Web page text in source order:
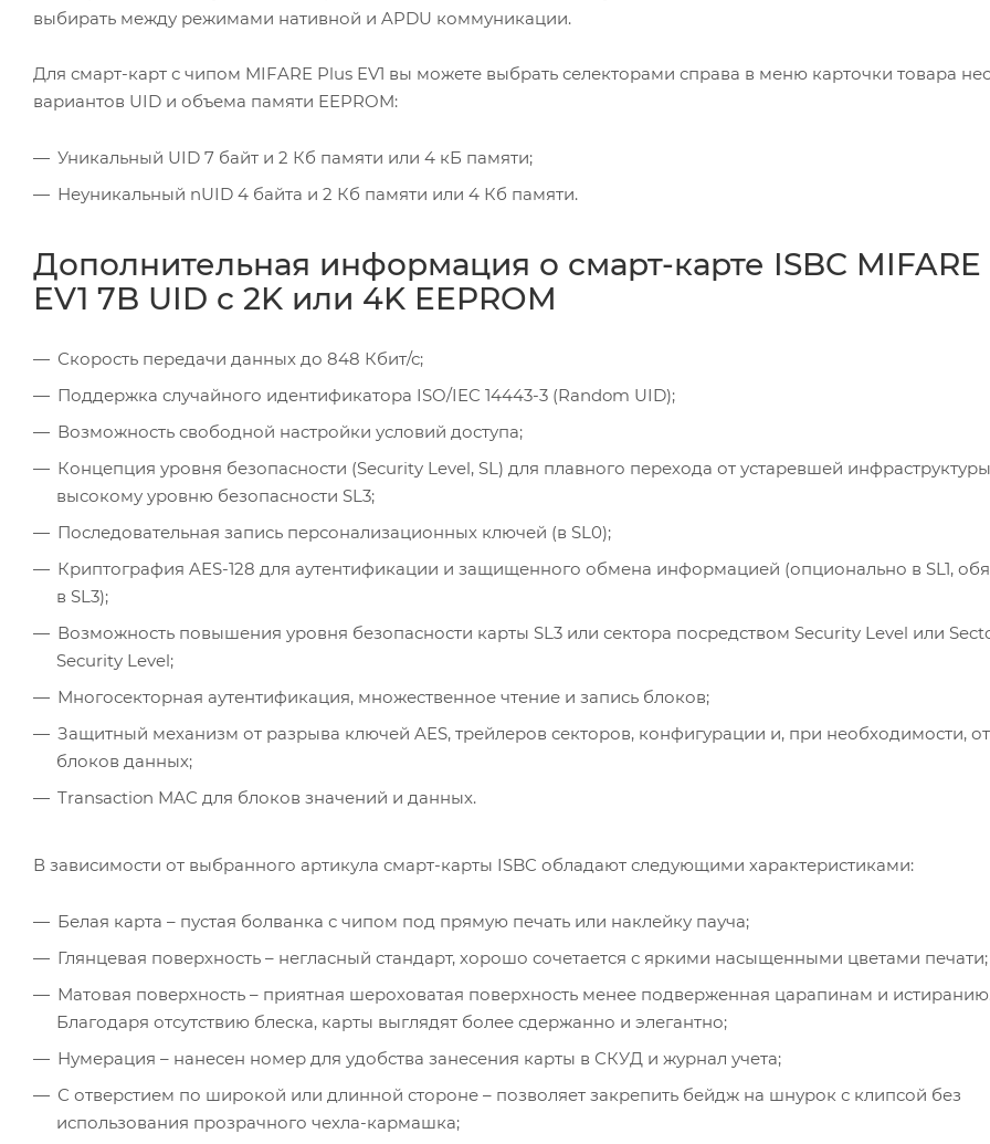
выбирать между режимами нативной и APDU коммуникации.
Для смарт-карт с чипом MIFARE Plus EV1 вы можете выбрать селекторами справа в меню карточки товара
вариантов UID и объема памяти EEPROM:
Уникальный UID 7 байт и 2 Кб памяти или 4 кБ памяти;
Неуникальный nUID 4 байта и 2 Кб памяти или 4 Кб памяти.
Дополнительная информация о смарт-карте ISBC MIFARE
EV1 7B UID c 2K или 4K EEPROM
Скорость передачи данных до 848 Кбит/с;
Поддержка случайного идентификатора ISO/IEC 14443-3 (Random UID);
Возможность свободной настройки условий доступа;
Концепция уровня безопасности (Security Level, SL) для плавного перехода от устаревшей
высокому уровню безопасности SL3;
Последовательная запись персонализационных ключей (в SL0);
Криптография AES-128 для аутентификации и защищенного обмена информацией (опционально в SL1,
в SL3);
Возможность повышения уровня безопасности карты SL3 или сектора посредством Security Level или
Security Level;
Многосекторная аутентификация, множественное чтение и запись блоков;
Защитный механизм от разрыва ключей AES, трейлеров секторов, конфигурации и, при необходимости,
блоков данных;
Transaction MAC для блоков значений и данных.
В зависимости от выбранного артикула смарт-карты ISBC обладают следующими характеристиками:
Белая карта – пустая болванка с чипом под прямую печать или наклейку пауча;
Глянцевая поверхность – негласный стандарт, хорошо сочетается с яркими насыщенными цветами печати;
Матовая поверхность – приятная шероховатая поверхность менее подверженная царапинам и
Благодаря отсутствию блеска, карты выглядят более сдержанно и элегантно;
Нумерация – нанесен номер для удобства занесения карты в СКУД и журнал учета;
С отверстием по широкой или длинной стороне – позволяет закрепить бейдж на шнурок с клипсой без
использования прозрачного чехла-кармашка;